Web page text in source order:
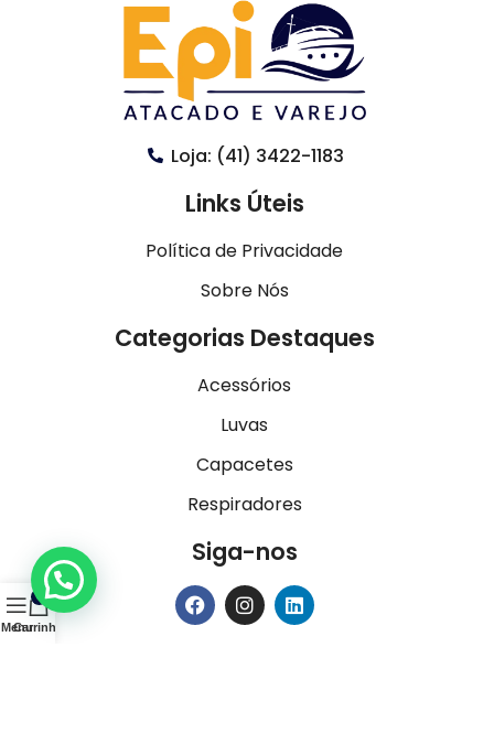
Loja: (41) 3422-1183
Links Úteis
Política de Privacidade
Sobre Nós
Categorias Destaques
Acessórios
Luvas
Capacetes
Respiradores
Siga-nos
Menu
0
Carrinho